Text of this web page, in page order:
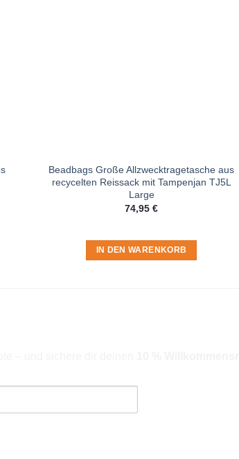
Beadbags Große Allzwecktragetasche aus
recycelten Reissack mit Tampenjan TJ5L
Large
74,95 €
IN DEN WARENKORB